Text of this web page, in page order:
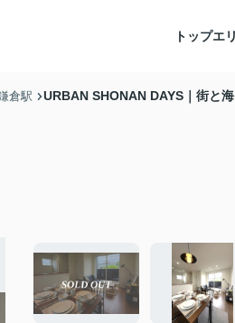
トップエ
倉駅 URBAN SHONAN DAYS｜街と